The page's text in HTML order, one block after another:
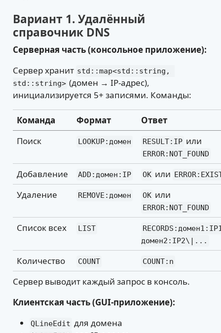
Вариант 1. Удалённый
справочник DNS
Серверная часть (консольное приложение):
Сервер хранит std::map<std::string,
std::string> (домен → IP-адрес),
инициализируется 5+ записями. Команды:
Команда Формат
Ответ
Поиск
LOOKUP:домен RESULT:IP или
ERROR:NOT_FOUND
Добавление ADD:домен:IP OK или
Удаление REMOVE:домен OK или
ERROR:NOT_FOUND
Список всех LIST
домен2:IP2\|...
Количество COUNT COUNT:n
Сервер выводит каждый запрос в консоль.
Клиентская часть (GUI-приложение):
QLineEdit для домена